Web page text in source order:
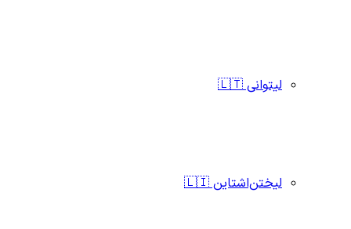
لیتوانی 🇱🇹
لیختن‌اشتاین 🇱🇮